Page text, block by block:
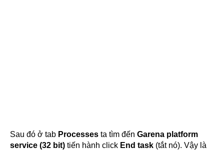
Sau đó ở tab Processes ta tìm đến Garena platform
service (32 bit) tiến hành click End task (tắt nó). Vậy là